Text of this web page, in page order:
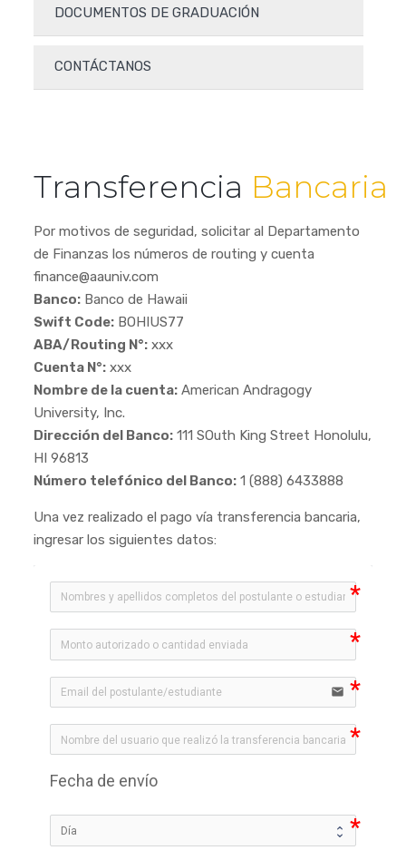
DOCUMENTOS DE GRADUACIÓN
CONTÁCTANOS
Transferencia Bancaria
Por motivos de seguridad, solicitar al Departamento
de Finanzas los números de routing y cuenta
finance@aauniv.com
Banco:Banco de Hawaii
Swift Code:BOHIUS77
ABA/Routing N°:xxx
Cuenta N°:xxx
Nombre de la cuenta:American Andragogy
University, Inc.
Dirección del Banco:111 SOuth King Street Honolulu,
HI 96813
Número telefónico del Banco:1 (888) 6433888
Una vez realizado el pago vía transferencia bancaria,
ingresar los siguientes datos:
email
Fecha de envío